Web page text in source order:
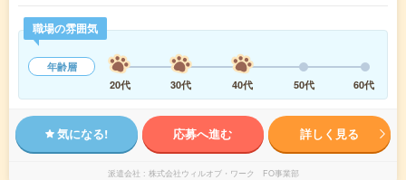
職場の雰囲気
年齢層
20代
30代 40代 50代 60代
気になる! 応募へ進む 詳しく見る
派遣会社 株式会社ウィルオブ・ワーク FO事業部